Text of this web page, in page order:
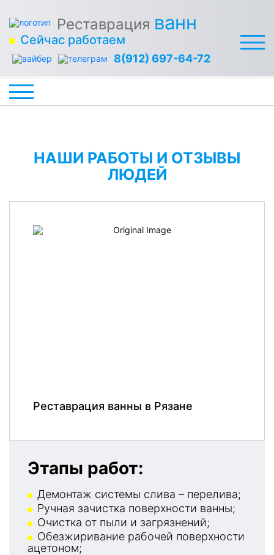
Реставрация ванн
Сейчас работаем
8(912) 697-64-72
НАШИ РАБОТЫ И ОТЗЫВЫ
ЛЮДЕЙ
Реставрация ванны в Рязане
Этапы работ:
Демонтаж системы слива – перелива;
Ручная зачистка поверхности ванны;
Очистка от пыли и загрязнений;
Обезжиривание рабочей поверхности
ацетоном;